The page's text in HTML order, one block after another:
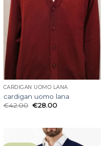
CARDIGAN UOMO LANA
cardigan uomo lana
€42.00 €28.00